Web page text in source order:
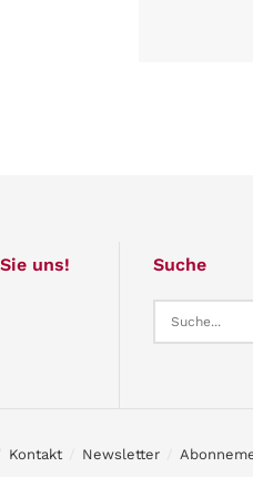
uns! Suche
Kontakt Newsletter